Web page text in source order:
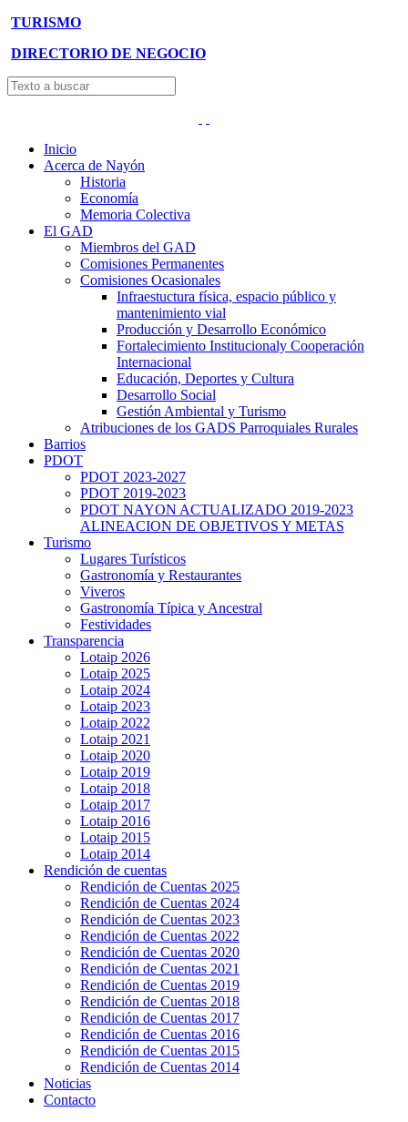
TURISMO
DIRECTORIO DE NEGOCIO
Inicio
Acerca de Nayón
Historia
Economía
Memoria Colectiva
El GAD
Miembros del GAD
Comisiones Permanentes
Comisiones Ocasionales
Infraestuctura física, espacio público y
mantenimiento vial
Producción y Desarrollo Económico
Fortalecimiento Institucionaly Cooperación
Internacional
Educación, Deportes y Cultura
Desarrollo Social
Gestión Ambiental y Turismo
Atribuciones de los GADS Parroquiales Rurales
Barrios
PDOT
PDOT 2023-2027
PDOT 2019-2023
PDOT NAYON ACTUALIZADO 2019-2023
ALINEACION DE OBJETIVOS Y METAS
Turismo
Lugares Turísticos
Gastronomía y Restaurantes
Viveros
Gastronomía Típica y Ancestral
Festividades
Transparencia
Lotaip 2026
Lotaip 2025
Lotaip 2024
Lotaip 2023
Lotaip 2022
Lotaip 2021
Lotaip 2020
Lotaip 2019
Lotaip 2018
Lotaip 2017
Lotaip 2016
Lotaip 2015
Lotaip 2014
Rendición de cuentas
Rendición de Cuentas 2025
Rendición de Cuentas 2024
Rendición de Cuentas 2023
Rendición de Cuentas 2022
Rendición de Cuentas 2020
Rendición de Cuentas 2021
Rendición de Cuentas 2019
Rendición de Cuentas 2018
Rendición de Cuentas 2017
Rendición de Cuentas 2016
Rendición de Cuentas 2015
Rendición de Cuentas 2014
Noticias
Contacto